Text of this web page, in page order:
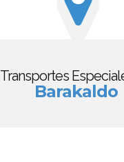
Transportes
Barakaldo